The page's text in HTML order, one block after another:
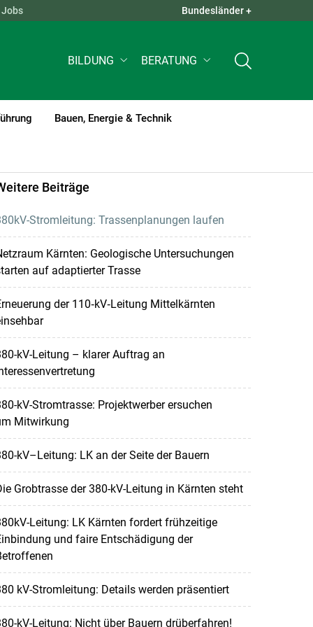
QUICK LINKS +
Jobs Bundesländer +
BILDUNG BERATUNG
Bauen, Energie & Technik
Beiträge
Stromleitung: Trassenplanungen laufen
Kärnten: Geologische Untersuchungen
auf adaptierter Trasse
der 110‑kV‑Leitung Mittelkärnten
kV-Leitung – klarer Auftrag an
kV-Stromtrasse: Projektwerber ersuchen
Mitwirkung
kV–Leitung: LK an der Seite der Bauern
Grobtrasse der 380-kV-Leitung in Kärnten steht
Leitung: LK Kärnten fordert frühzeitige
und faire Entschädigung der
kV-Stromleitung: Details werden präsentiert
kV-Leitung: Nicht über Bauern drüberfahren!